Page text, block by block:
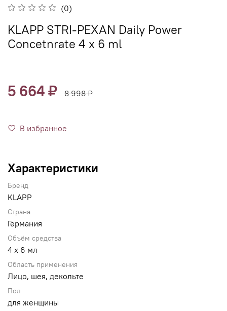
(0)
KLAPP STRI-PEXAN Daily Power
Concetnrate 4 x 6 ml
5 664 ₽ 8 998 ₽
В избранное
Характеристики
Бренд
KLAPP
Страна
Германия
Объём средства
4 x 6 мл
Область применения
Лицо, шея, декольте
Пол
для женщины